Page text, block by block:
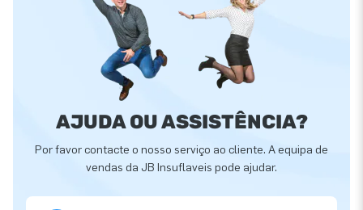
AJUDA OU ASSISTÊNCIA?
Por favor contacte o nosso serviço ao cliente. A equipa de
vendas da JB Insuflaveis pode ajudar.